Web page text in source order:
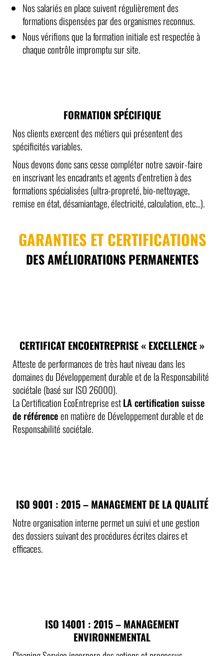
Nos salariés en place suivent régulièrement des
formations dispensées par des organismes reconnus.
Nous vérifions que la formation initiale est respectée à
chaque contrôle impromptu sur site.
FORMATION SPÉCIFIQUE
Nos clients exercent des métiers qui présentent des
spécificités variables.
Nous devons donc sans cesse compléter notre savoir-faire
en inscrivant les encadrants et agents d’entretien à des
formations spécialisées (ultra-propreté, bio-nettoyage,
remise en état, désamiantage, électricité, calculation, etc…).
GARANTIES ET CERTIFICATIONS
DES AMÉLIORATIONS PERMANENTES
CERTIFICAT ENCOENTREPRISE « EXCELLENCE »
Atteste de performances de très haut niveau dans les
domaines du Développement durable et de la Responsabilité
sociétale (basé sur ISO 26000).
La Certification EcoEntreprise estLA certification suisse
de référenceen matière de Développement durable et de
Responsabilité sociétale.
ISO 9001 : 2015 – MANAGEMENT DE LA QUALITÉ
Notre organisation interne permet un suivi et une gestion
des dossiers suivant des procédures écrites claires et
efficaces.
ISO 14001 : 2015 – MANAGEMENT
ENVIRONNEMENTAL